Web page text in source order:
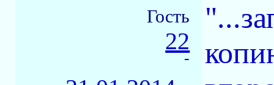
Гость
22
-